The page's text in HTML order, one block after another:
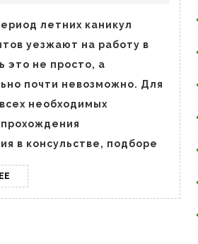
США
летних каникул
уезжают на работу в
это не просто, а
почти невозможно. Для
необходимых
в консульстве, подборе
ЧИТАТЬ
ДАЛЕЕ